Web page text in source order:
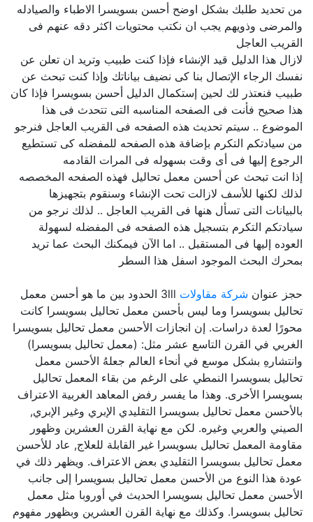
من تحديد طلبك بشكل اوضح أحسن بسويسرا الاطباء والصيادله
والمرضى وذويهم يجب ان نكتب محتويات اكثر دقه عنهم فى
القريب العاجل
لازال هذا الدليل قيد الإنشاء فإذا كنت طبيب وتريد ان تعلن عن
نفسك الرجاء الإتصال بنا كى نضيف بياناتك وإذا كنت تبحث عن
طبيب فنعتذر لك لحين إستكمال الدليل أحسن بسويسرا فإذا كان
هذا صحيح فأنت فى الصفحه المناسبه التى تتحدث فى هذا
الموضوع .. سيتم تحديث هذه الصفحه فى القريب العاجل فنرجو
من سيادتكم التكرم بإضافة هذه الصفحه للمفضله كى تستطيع
الرجوع إليها فى أى وقت بسهوله فى المرات القادمه
إذا انت تبحث عن أحسن معمل تحاليل فهذه الصفحه المخصصه
لذلك لكنها للأسف لازالت تحت الإنشاء وسنقوم بتجهيزها
بالبيانات التى تسأل هنها فى القريب العاجل .. لذلك نرجو من
سيادتكم التكرم بتسجيل هذه الصفحه فى المفضله لسهولة
العوده إليها فى المستقبل .. اما الآن فيمكنك البحث عما تريد
بمحرك البحث الموجود اسفل هذا السطر
حجز عنوانشركة مقاولات
3lll الحدود بين ما هو أحسن معمل
تحاليل بسويسرا وما ليس بأحسن معمل تحاليل بسويسرا كانت
محورًا لعدة دراسات. إن انجازات الأحسن معمل تحاليل بسويسرا
الغربي في القرن التاسع عشر مثل: (معمل تحاليل بسويسرا)
وانتشارهِ بشكل موسع في أنحاء العالم جعلهُ الأحسن معمل
تحاليل بسويسرا النمطي على الرغم من بقاء المعمل تحاليل
بسويسرا الأخرى. وهذا ما يفسر رفض المعاهد الغربية الاعتراف
بالأحسن معمل تحاليل بسويسرا التقليدي الإبري وغير الإبري,
الصيني والعربي وغيره. لكن مع نهاية القرن العشرين وظهور
مقاومة المعمل تحاليل بسويسرا غير القابلة للعلاج, عاد للأحسن
معمل تحاليل بسويسرا التقليدي بعض الاعتراف. ويظهر ذلك في
عودة هذا النوع من الأحسن معمل تحاليل بسويسرا إلى جانب
الأحسن معمل تحاليل بسويسرا الحديث في أوروبا مثل معمل
تحاليل بسويسرا. وكذلك مع نهاية القرن العشرين وبظهور مفهوم